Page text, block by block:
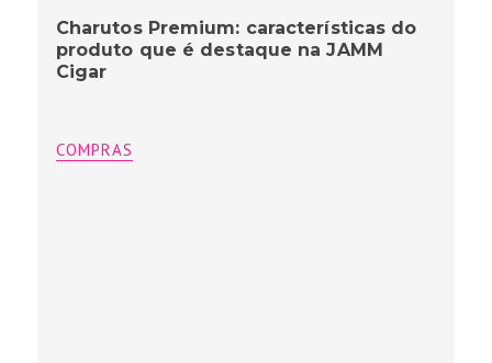
Charutos Premium: características do
produto que é destaque na JAMM
Cigar
COMPRAS